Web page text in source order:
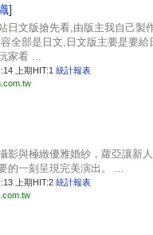
]
日文版搶先看,由版主我自己製
全部是日文,日文版主要是要給
家看 ...
:14 上期HIT:1 統計報表
影與極緻優雅婚紗，蘿亞讓新人
的一刻呈現完美演出。 ...
:13 上期HIT:2 統計報表